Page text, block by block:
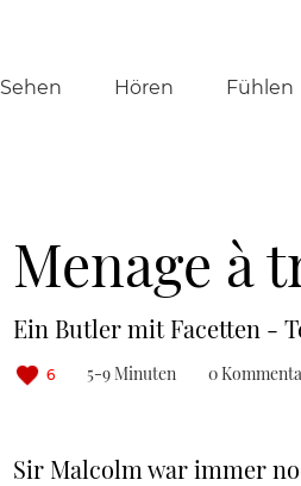
Sehen Hören Fühlen
Menage à
Ein Butler mit Facetten -
6 5-9 Minuten 0
Sir Malcolm war immer